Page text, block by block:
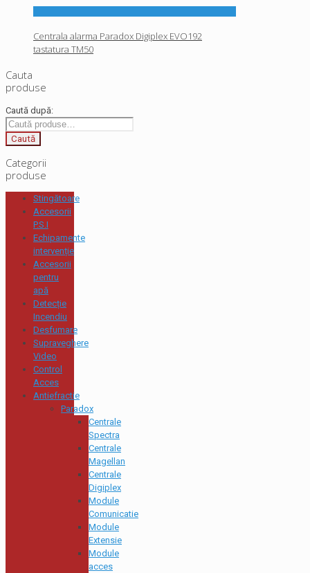
Centrala alarma Paradox Digiplex EVO192
tastatura TM50
Cauta
produse
Caută după:
Caută
Categorii
produse
Stingătoare
Accesorii
P.S.I
Echipamente
intervenție
Accesorii
pentru
apă
Detecție
Incendiu
Desfumare
Supraveghere
Video
Control
Acces
Antiefractie
Paradox
Centrale
Spectra
Centrale
Magellan
Centrale
Digiplex
Module
Comunicatie
Module
Extensie
Module
acces